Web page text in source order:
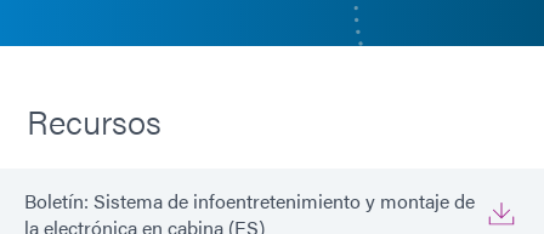
Recursos
Boletín: Sistema de infoentretenimiento y montaje de
la electrónica en cabina (ES)